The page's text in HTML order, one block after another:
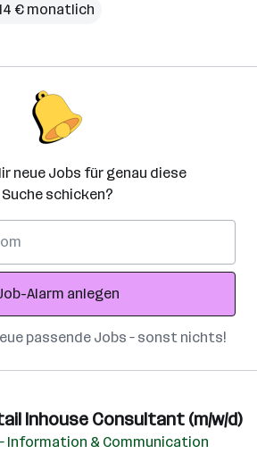
€ monatlich
neue Jobs für genau diese
Suche schicken?
Alarm anlegen
passende Jobs – sonst nichts!
Inhouse Consultant (m/w/d)
– Information & Communication